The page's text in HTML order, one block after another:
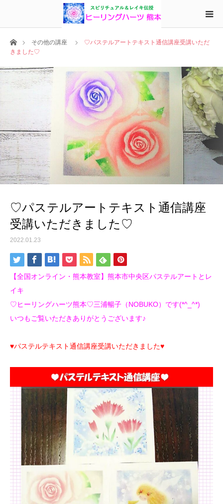
ホームその他の講座
♡パステルアートテキスト通信講座受講いただ
きました♡
♡パステルアートテキスト通信講座
受講いただきました♡
2022.01.23
【全国オンライン・熊本教室】熊本市中央区パステルアートとレ
イキ
♡ヒーリングハーツ熊本♡三浦暢子（NOBUKO）です(*^_^*)
いつもご覧いただきありがとうございます♪
♥パステルテキスト通信講座受講いただきました♥